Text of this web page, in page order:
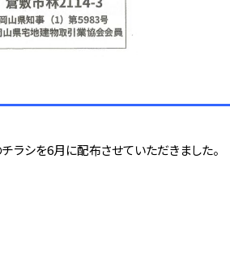
ラシを6月に配布させていただきました。